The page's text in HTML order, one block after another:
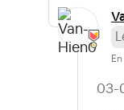
‎03-